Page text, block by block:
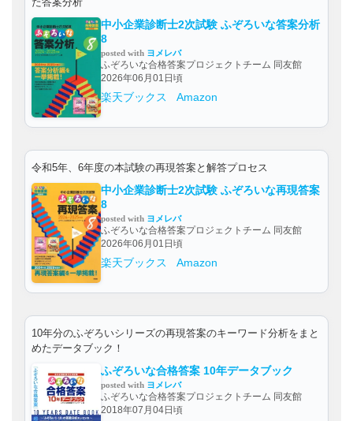
中小企業診断士2次試験 ふぞろいな答案分析
8
posted with ヨメレバ
ふぞろいな合格答案プロジェクトチーム 同友館
2026年06月01日頃
楽天ブックス Amazon
令和5年、6年度の本試験の再現答案と解答プロセス
中小企業診断士2次試験 ふぞろいな再現答案
8
posted with ヨメレバ
ふぞろいな合格答案プロジェクトチーム 同友館
2026年06月01日頃
楽天ブックス Amazon
10年分のふぞろいシリーズの再現答案のキーワード分析をまと
めたデータブック！
ふぞろいな合格答案 10年データブック
posted with ヨメレバ
ふぞろいな合格答案プロジェクトチーム 同友館
2018年07月04日頃